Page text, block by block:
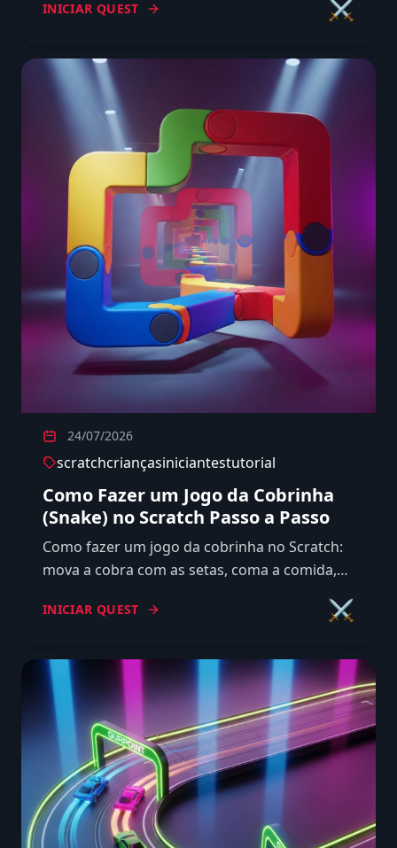
efeitos com GDScript tipado.
INICIAR QUEST ⚔️
24/07/2026
scratchcriançasiniciantestutorial
Como Fazer um Jogo da Cobrinha
(Snake) no Scratch Passo a Passo
Como fazer um jogo da cobrinha no Scratch:
mova a cobra com as setas, coma a comida,
game over.
INICIAR QUEST ⚔️